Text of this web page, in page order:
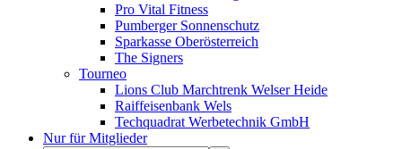
Pro Vital Fitness
Pumberger Sonnenschutz
Sparkasse Oberösterreich
The Signers
Tourneo
Lions Club Marchtrenk Welser Heide
Raiffeisenbank Wels
Techquadrat Werbetechnik GmbH
Nur für Mitglieder